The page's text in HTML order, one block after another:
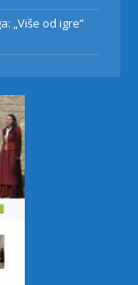
„Više od igre”